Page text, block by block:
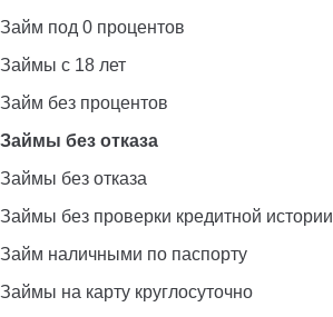
Займ под 0 процентов
Займы с 18 лет
Займ без процентов
Займы без отказа
Займы без отказа
Займы без проверки кредитной истории
Займ наличными по паспорту
Займы на карту круглосуточно